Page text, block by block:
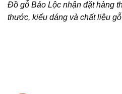
Đồ gỗ Bảo Lộc nhận đặt hàng
thước, kiểu dáng và chất liệu